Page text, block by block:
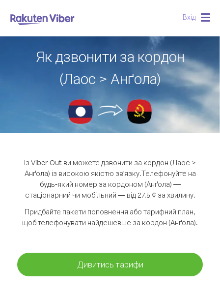
Вхід
Як дзвонити за кордон
(Лаос > Анґола)
Із Viber Out ви можете дзвонити за кордон (Лаос >
Анґола) із високою якістю зв'язку.Телефонуйте на
будь-який номер за кордоном (Анґола) —
стаціонарний чи мобільний — від 27.5 ¢ за хвилину.
Придбайте пакети поповнення або тарифний план,
щоб телефонувати найдешевше за кордон (Анґола).
Дивитись тарифи